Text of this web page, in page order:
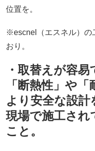
位置を。
※escnel（エスネル）の
おり。
・取替えが容
「断熱性」や「
より安全な設
現場で施工され
こと。